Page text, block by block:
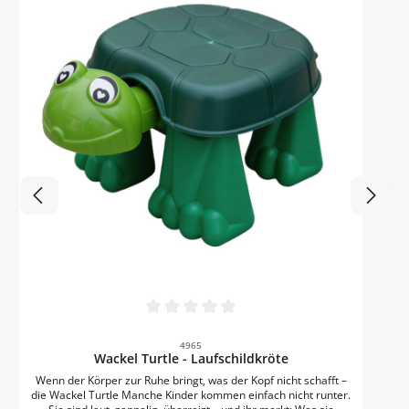
dabei auch ihre eigenen Spielideen entwickeln können. Durch
das Laufen auf der Dose stärken die Kinder ihre Motorik, ihr
Gleichgewicht und ihre Körperbeherrschung. Gleichzeitig wird
ihr Selbstvertrauen gefördert, wenn sie stolz ihre Fortschritte
präsentieren. Fördert Motorik und Gleichgewicht: Spielerisches
Training, das Spaß macht. Robust und sicher: Stabil gebaut und
ideal für kleine Kinderfüße. Motivierendes Design: Das fröhliche
Smiley-Gesicht begeistert die Kinder. Groß & Klein berichten
von diesen Erfahrungen Zahlreiche Kitas loben die einfache
Handhabung und den hohen Bewegungsanreiz der Laufdose
Smily. Die Kinder sind begeistert von der neuen
Herausforderung und entwickeln spielerisch Selbstvertrauen
und Geschicklichkeit. Holt Euch die Laufdose Smily und bringt
Bewegung, Spaß und Freude in Eure Kita!
4965
Wackel Turtle - Laufschildkröte
Wenn der Körper zur Ruhe bringt, was der Kopf nicht schafft –
die Wackel Turtle Manche Kinder kommen einfach nicht runter.